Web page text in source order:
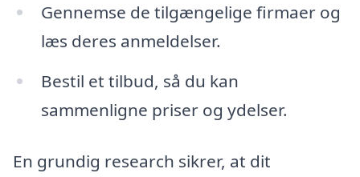
Gennemse de tilgængelige firmaer og
læs deres anmeldelser.
Bestil et tilbud, så du kan
sammenligne priser og ydelser.
En grundig research sikrer, at dit